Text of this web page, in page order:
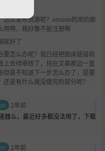
怎么发布资源呢？xmoon的用的那
用啊，我好像不能注册啊
就好了
要怎么办呢？我已经把图床链接和
上去待审核了，挂在文章那边一直
但是不知道下一步怎么办了，是要
还是有什么我没做完的部分呢？
2年前
器么，最近好多都没法用了，下载
2年前